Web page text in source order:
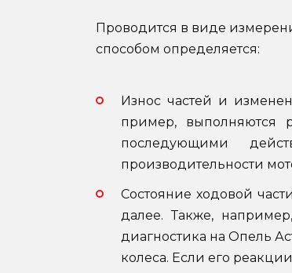
Проводится в виде
способом определяется:
Износ частей и
пример, выполняются
последующими
производительности
Состояние ходовой
далее. Также,
диагностика на Опель
колеса. Если его